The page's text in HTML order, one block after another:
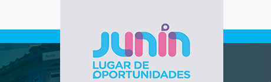
Gobierno de
Junín